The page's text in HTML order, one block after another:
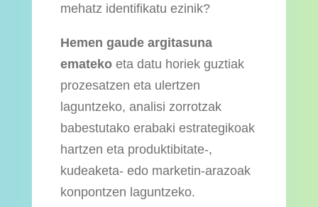
mehatz identifikatu ezinik?
Hemen gaude argitasuna
ematekoeta datu horiek guztiak
prozesatzen eta ulertzen
laguntzeko, analisi zorrotzak
babestutako erabaki estrategikoak
hartzen eta produktibitate-,
kudeaketa- edo marketin-arazoak
konpontzen laguntzeko.